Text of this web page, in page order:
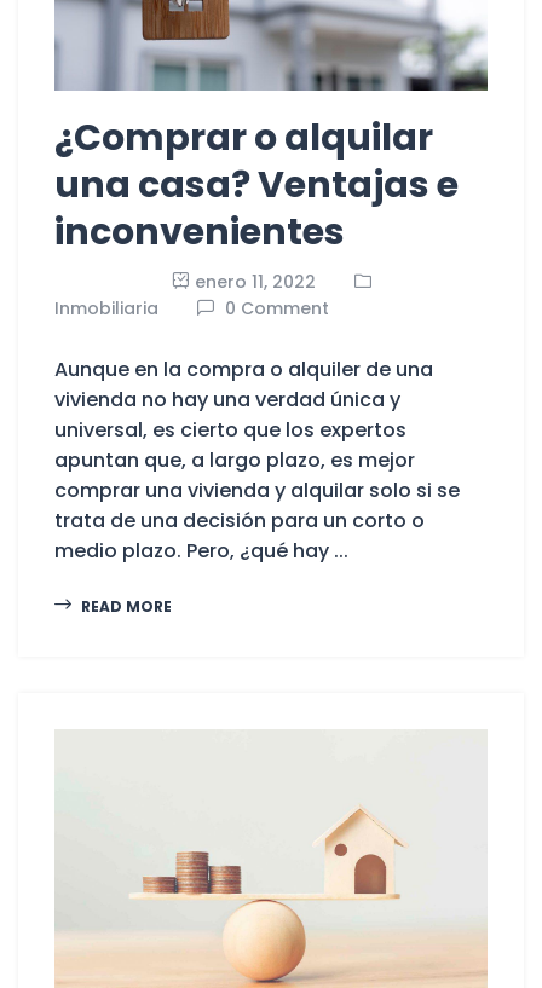
¿Comprar o alquilar
una casa? Ventajas e
inconvenientes
enero 11, 2022
Inmobiliaria
0 Comment
Aunque en la compra o alquiler de una
vivienda no hay una verdad única y
universal, es cierto que los expertos
apuntan que, a largo plazo, es mejor
comprar una vivienda y alquilar solo si se
trata de una decisión para un corto o
medio plazo. Pero, ¿qué hay ...
READ MORE